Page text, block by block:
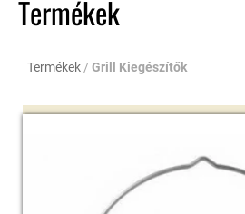
Termékek
Termékek / Grill Kiegészítők